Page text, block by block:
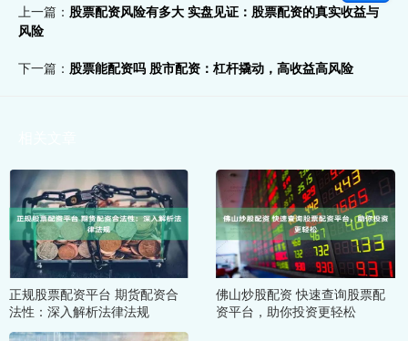
上一篇： 股票配资风险有多大 实盘见证：股票配资的真实收益与
风险
下一篇： 股票能配资吗 股市配资：杠杆撬动，高收益高风险
正规股票配资平台 期货配资合
法性：深入解析法律法规
佛山炒股配资 快速查询股票配
资平台，助你投资更轻松